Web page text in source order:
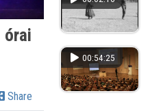
órai
Share
00:54:25